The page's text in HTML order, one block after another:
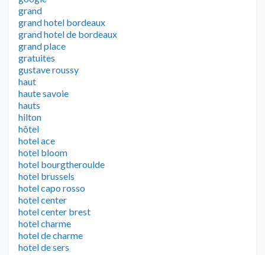
grand
grand hotel bordeaux
grand hotel de bordeaux
grand place
gratuites
gustave roussy
haut
haute savoie
hauts
hilton
hôtel
hotel ace
hotel bloom
hotel bourgtheroulde
hotel brussels
hotel capo rosso
hotel center
hotel center brest
hotel charme
hotel de charme
hotel de sers